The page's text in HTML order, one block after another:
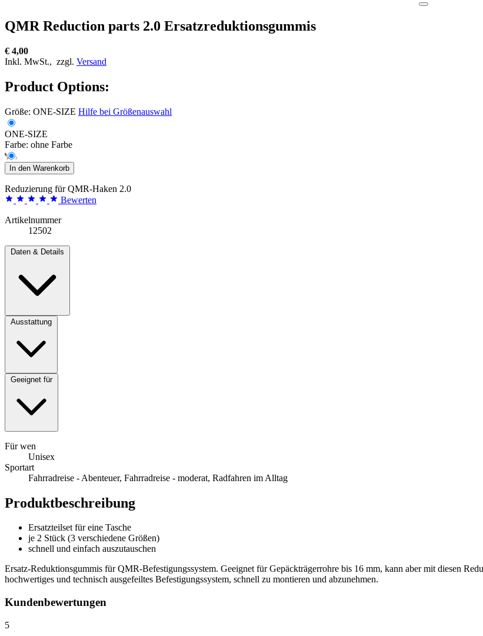
QMR Reduction parts 2.0 Ersatzreduktionsgummis
€ 4,00
Inkl. MwSt., zzgl. Versand
Product Options:
Größe: ONE-SIZE Hilfe bei Größenauswahl
ONE-SIZE
Farbe: ohne Farbe
In den Warenkorb
Reduzierung für QMR-Haken 2.0
Bewerten
Artikelnummer
12502
Daten & Details
Ausstattung
Geeignet für
Für wen
Unisex
Sportart
Fahrradreise - Abenteuer, Fahrradreise - moderat, Radfahren im Alltag
Produktbeschreibung
Ersatzteilset für eine Tasche
je 2 Stück (3 verschiedene Größen)
schnell und einfach auszutauschen
Ersatz-Reduktionsgummis für QMR-Befestigungssystem. Geeignet für Gepäckträgerrohre bis 16 mm, kann aber mit diesen
hochwertiges und technisch ausgefeiltes Befestigungssystem, schnell zu montieren und abzunehmen.
Kundenbewertungen
5